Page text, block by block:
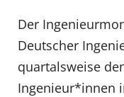
Der
Deutscher
quartalsweise
Ingenieur*innen